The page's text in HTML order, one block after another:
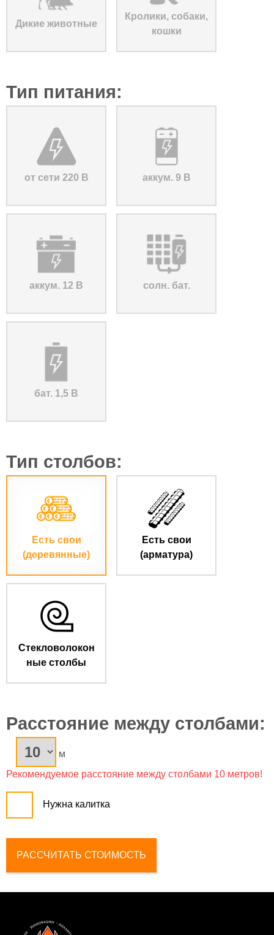
Дикие животные
Кролики, собаки,
кошки
Тип питания:
от сети 220 В аккум. 9 В
аккум. 12 В солн. бат.
бат. 1,5 В
Тип столбов:
Есть свои
(деревянные)
Есть свои
(арматура)
Стекловолокон
ные столбы
Расстояние между столбами:
м
Рекомендуемое расстояние между столбами 10 метров!
Нужна калитка